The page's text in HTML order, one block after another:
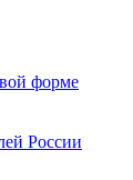
форме
России